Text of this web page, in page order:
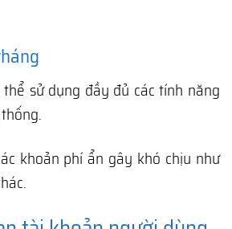
sử dụng đầy đủ các tính năng
khoản phí ẩn gây khó chịu như